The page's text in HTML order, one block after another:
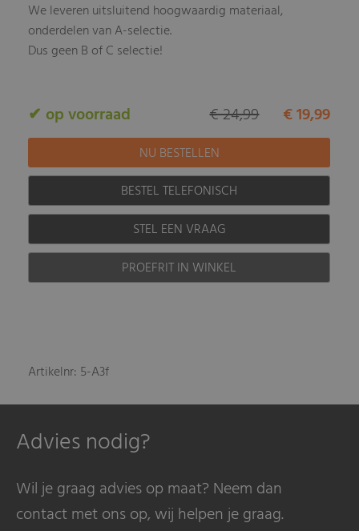
We leveren uitsluitend hoogwaardig materiaal,
onderdelen van A-selectie.
Dus geen B of C selectie!
✔ op voorraad € 19,99
€ 24,99
BESTEL TELEFONISCH
STEL EEN VRAAG
PROEFRIT IN WINKEL
Artikelnr: 5-A3f
Advies nodig?
Wil je graag advies op maat? Neem dan
contact met ons op, wij helpen je graag.